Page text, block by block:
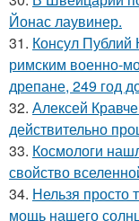
Йонас лаувинер.
31. Консул
римским военно-
дрепане, 249 год
32. Алексей
действительно
33. Космологи
свойство
34. Нельзя просто
мощь нашего